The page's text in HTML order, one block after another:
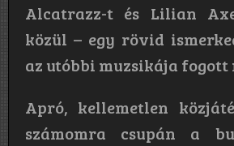
Alcatrazz-t és Lilian
közül – egy rövid
az utóbbi muzsikája fogott
Apró, kellemetlen
számomra csupán a